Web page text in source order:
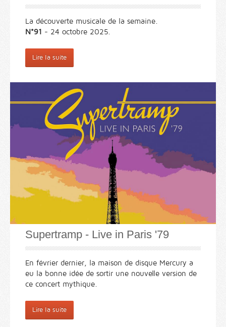
La découverte musicale de la semaine.
N°91 - 24 octobre 2025.
Lire la suite
Supertramp - Live in Paris '79
En février dernier, la maison de disque Mercury a
eu la bonne idée de sortir une nouvelle version de
ce concert mythique.
Lire la suite